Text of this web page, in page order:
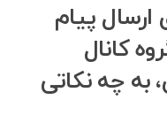
ارسال پیام
کانال
چه نکاتی